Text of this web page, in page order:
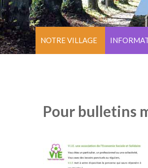
NOTRE VILLAGE
Pour bulletins